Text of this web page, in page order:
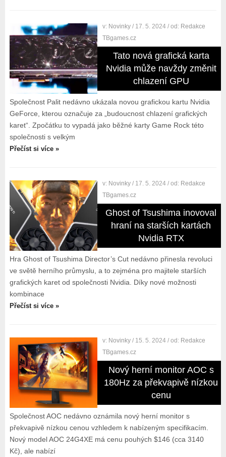
v: Novinky / 17. 5. 2024 / od: Redakce
TBgames.cz
Tato nová grafická karta
Nvidia může navždy změnit
chlazení GPU
Společnost Palit nedávno ukázala novou grafickou kartu Nvidia
GeForce, kterou označuje za „budoucnost chlazení grafických
karet“. Zpočátku to vypadá jako běžné karty Game Rock této
společnosti s velkým
Přečíst si více »
v: Novinky / 17. 5. 2024 / od: Redakce
TBgames.cz
Ghost of Tsushima inovoval
hraní na starších kartách
Nvidia RTX
Hra Ghost of Tsushima Director’s Cut nedávno přinesla revoluci
ve světě herního průmyslu, a to zejména pro majitele starších
grafických karet od společnosti Nvidia. Díky nové možnosti
kombinace
Přečíst si více »
v: Novinky / 15. 5. 2024 / od: Redakce
TBgames.cz
Nový herní monitor AOC s
180Hz za překvapivě nízkou
cenu
Společnost AOC nedávno oznámila nový herní monitor s
překvapivě nízkou cenou vzhledem k nabízeným specifikacím.
Nový model AOC 24G4XE má cenu pouhých $146 (cca 3140
Kč), ale nabízí